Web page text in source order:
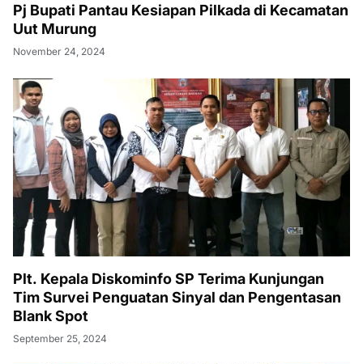
Pj Bupati Pantau Kesiapan Pilkada di Kecamatan
Uut Murung
November 24, 2024
Plt. Kepala Diskominfo SP Terima Kunjungan
Tim Survei Penguatan Sinyal dan Pengentasan
Blank Spot
September 25, 2024